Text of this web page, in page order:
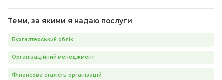
Теми, за якими я надаю послуги
Бухгалтерський облік
Організаційний менеджмент
Фінансова сталість організацій